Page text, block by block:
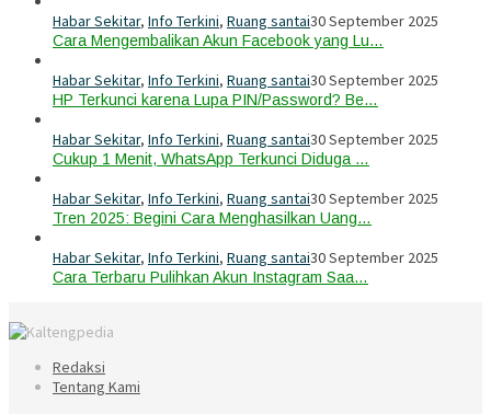
Habar Sekitar, Info Terkini, Ruang santai30 September 2025
Cara Mengembalikan Akun Facebook yang Lu…
Habar Sekitar, Info Terkini, Ruang santai30 September 2025
HP Terkunci karena Lupa PIN/Password? Be…
Habar Sekitar, Info Terkini, Ruang santai30 September 2025
Cukup 1 Menit, WhatsApp Terkunci Diduga …
Habar Sekitar, Info Terkini, Ruang santai30 September 2025
Tren 2025: Begini Cara Menghasilkan Uang…
Habar Sekitar, Info Terkini, Ruang santai30 September 2025
Cara Terbaru Pulihkan Akun Instagram Saa…
Redaksi
Tentang Kami